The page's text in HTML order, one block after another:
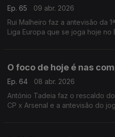
Ep. 65
09 abr. 2026
Rui Malheiro faz a antevisão da
Liga Europa que se joga hoje no
O foco de hoje é nas
Ep. 64
08 abr. 2026
António Tadeia faz o rescaldo do jogo
CP x Arsenal e a antevisão do